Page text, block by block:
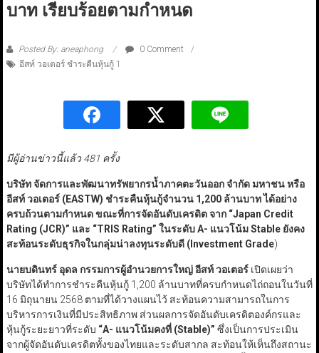
บาท เรียบร้อยตามกำหนด
Posted By: aneaphong
0 Comment
อีสท์ วอเตอร์ ชำระคืนหุ้นกู้ 1
มีผู้อ่านข่าวนี้แล้ว 481 ครั้ง
บริษัท จัดการและพัฒนาทรัพยากรน้ำภาคตะวันออก จำกัด มหาชน หรือ
อีสท์ วอเตอร์ (EASTW) ชำระคืนหุ้นกู้จำนวน 1,200ล้านบาท ได้อย่าง
ครบถ้วนตามกำหนด ขณะที่การจัดอันดับเครดิต จาก “Japan Credit
Rating (JCR)” และ “TRIS Rating” ในระดับ A- แนวโน้ม Stable ยังคง
สะท้อนระดับธุรกิจในกลุ่มน่าลงทุนระดับดี (Investment Grade)
นายบดินทร์ อุดล กรรมการผู้อำนวยการใหญ่ อีสท์ วอเตอร์เปิดเผยว่า
บริษัทได้ทำการชำระคืนหุ้นกู้ 1,200 ล้านบาทที่ครบกำหนดไถ่ถอนในวันที่
16 มิถุนายน 2568 ตามที่ได้วางแผนไว้ สะท้อนความสามารถในการ
บริหารการเงินที่มีประสิทธิภาพ ส่วนผลการจัดอันดับเครดิตองค์กรและ
หุ้นกู้ระยะยาวที่ระดับ “A- แนวโน้มคงที่ (Stable)” ซึ่งเป็นการประเมิน
จากผู้จัดอันดับเครดิตทั้งของไทยและระดับสากล สะท้อนให้เห็นถึงสถานะ